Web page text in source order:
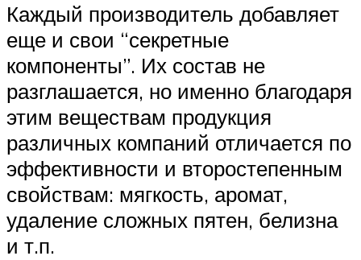
Каждый производитель добавляет
еще и свои “секретные
компоненты”. Их состав не
разглашается, но именно благодаря
этим веществам продукция
различных компаний отличается по
эффективности и второстепенным
свойствам: мягкость, аромат,
удаление сложных пятен, белизна
и т.п.